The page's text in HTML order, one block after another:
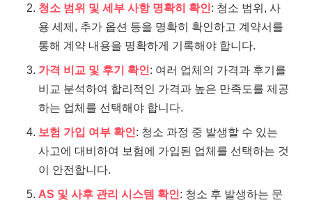
청소 범위 및 세부 사항 명확히 확인: 청소 범위, 사
용 세제, 추가 옵션 등을 명확히 확인하고 계약서를
통해 계약 내용을 명확하게 기록해야 합니다.
가격 비교 및 후기 확인: 여러 업체의 가격과 후기를
비교 분석하여 합리적인 가격과 높은 만족도를 제공
하는 업체를 선택해야 합니다.
보험 가입 여부 확인: 청소 과정 중 발생할 수 있는
사고에 대비하여 보험에 가입된 업체를 선택하는 것
이 안전합니다.
AS 및 사후 관리 시스템 확인: 청소 후 발생하는 문